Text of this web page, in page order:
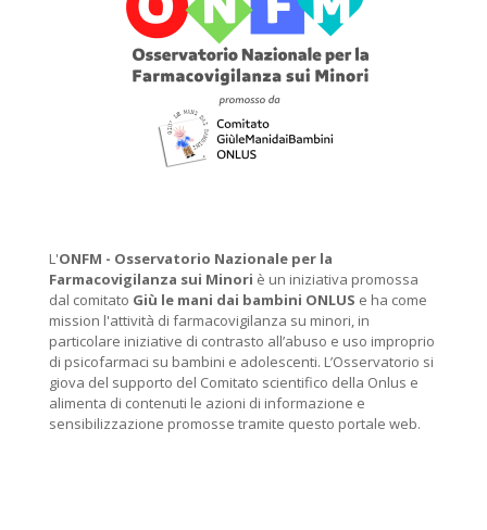
L'ONFM - Osservatorio Nazionale per la
Farmacovigilanza sui Minori è un iniziativa promossa
dal comitato Giù le mani dai bambini ONLUS e ha come
mission l'attività di farmacovigilanza su minori, in
particolare iniziative di contrasto all’abuso e uso improprio
di psicofarmaci su bambini e adolescenti. L’Osservatorio si
giova del supporto del Comitato scientifico della Onlus e
alimenta di contenuti le azioni di informazione e
sensibilizzazione promosse tramite questo portale web.